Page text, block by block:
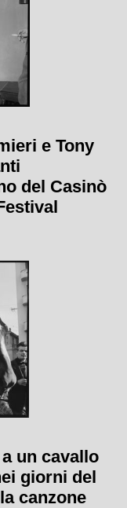
e Tony
del Casinò
un cavallo
giorni del
canzone